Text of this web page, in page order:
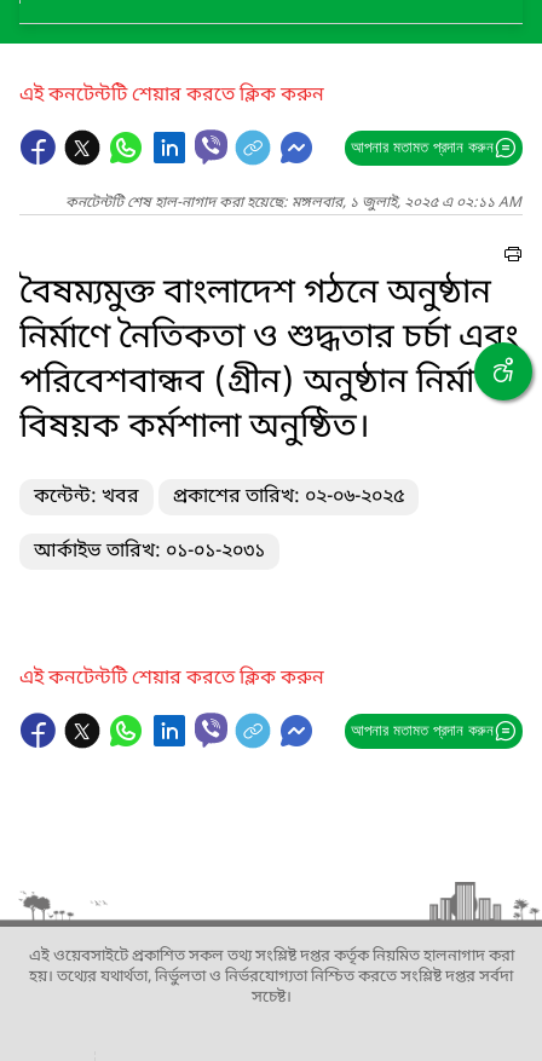
এই কনটেন্টটি শেয়ার করতে ক্লিক করুন
আপনার মতামত প্রদান করুন
কনটেন্টটি শেষ হাল-নাগাদ করা হয়েছে: মঙ্গলবার, ১ জুলাই, ২০২৫ এ ০২:১১ AM
বৈষম্যমুক্ত বাংলাদেশ গঠনে অনুষ্ঠান
নির্মাণে নৈতিকতা ও শুদ্ধতার চর্চা এবং
পরিবেশবান্ধব (গ্রীন) অনুষ্ঠান নির্মাণ"
বিষয়ক কর্মশালা অনুষ্ঠিত।
কন্টেন্ট: খবর প্রকাশের তারিখ: ০২-০৬-২০২৫
আর্কাইভ তারিখ: ০১-০১-২০৩১
এই কনটেন্টটি শেয়ার করতে ক্লিক করুন
আপনার মতামত প্রদান করুন
এই ওয়েবসাইটে প্রকাশিত সকল তথ্য সংশ্লিষ্ট দপ্তর কর্তৃক নিয়মিত হালনাগাদ করা
হয়। তথ্যের যথার্থতা, নির্ভুলতা ও নির্ভরযোগ্যতা নিশ্চিত করতে সংশ্লিষ্ট দপ্তর সর্বদা
সচেষ্ট।